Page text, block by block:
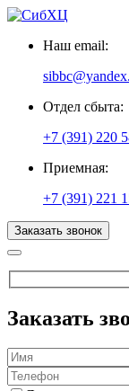
Наш email:
Отдел сбыта:
+7 (391) 220
Приемная:
+7 (391) 221
Заказать звонок
Заказать